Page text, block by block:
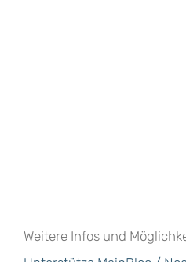
Weitere Infos und